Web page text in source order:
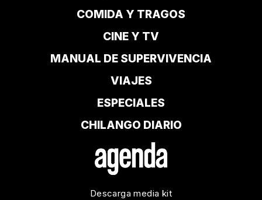
COMIDA Y TRAGOS
CINE Y TV
MANUAL DE SUPERVIVENCIA
VIAJES
ESPECIALES
CHILANGO DIARIO
Descarga media kit